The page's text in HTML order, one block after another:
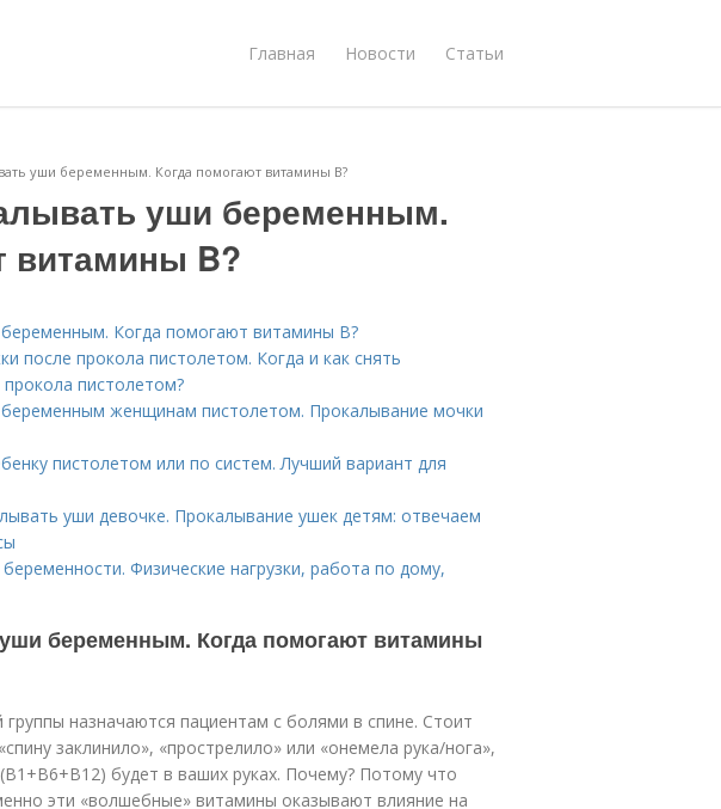
Главная Новости Статьи
уши беременным. Когда помогают витамины B?
уши беременным.
витамины B?
Когда помогают витамины B?
после прокола пистолетом. Когда и как снять
пистолетом?
женщинам пистолетом. Прокалывание мочки
пистолетом или по систем. Лучший вариант для
уши девочке. Прокалывание ушек детям: отвечаем
Физические нагрузки, работа по дому,
беременным. Когда помогают витамины
назначаются пациентам с болями в спине. Стоит
заклинило», «прострелило» или «онемела рука/нога»,
будет в ваших руках. Почему? Потому что
эти «волшебные» витамины оказывают влияние на